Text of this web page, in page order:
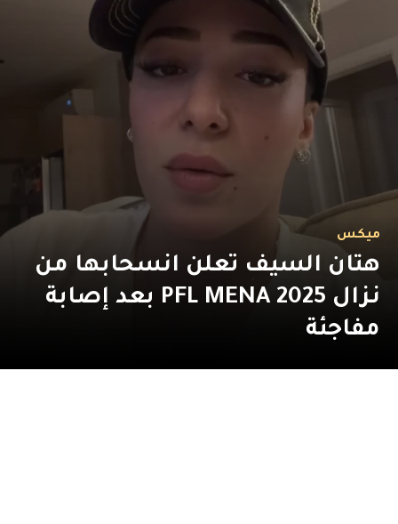
ميكس
هتان السيف تعلن انسحابها من
نزال PFL MENA 2025 بعد إصابة
مفاجئة